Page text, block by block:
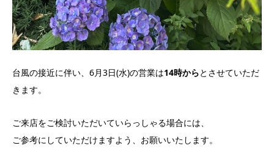
台風の接近に伴い、6月3日(水)の営業は14時からとさせていただ
きます。
ご来店をご検討いただいていらっしゃる場合には、
ご参考にしていただけますよう、お願いいたします。